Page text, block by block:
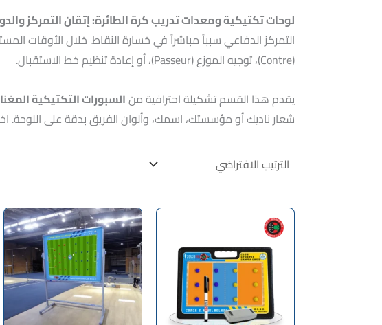
لوحات تكتيكية ومعدات تدريب كرة الطائرة: إتقان التمركز
(Contre)، توجيه الموزع (Passeur)، أو إعادة تنظيم خط الاستقبال.
يقدم هذا القسم تشكيلة احترافية منالسبورات التكتيكية
شعار ناديك أو مؤسستك، اسمك، وألوان الفريق بدقة على اللوحة.